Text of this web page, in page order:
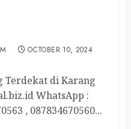
OCTOBER 10, 2024
Terdekat di Karang
WhatsApp :
, 087834670560...